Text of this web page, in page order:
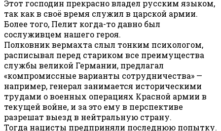
Этот господин прекрасно владел русским языком,
так как в своё время служил в царской армии.
Более того, Пелит когда-то давно был
сослуживцем нашего героя.
Полковник вермахта слыл тонким психологом,
расписывал перед стариком все преимущества
службы великой Германии, предлагал
«компромиссные варианты сотрудничества» —
например, генерал занимается историческими
трудами о военных операциях Красной армии в
текущей войне, и за это ему в перспективе
разрешат выезд в нейтральную страну.
Тогда нацисты предприняли последнюю попытку.